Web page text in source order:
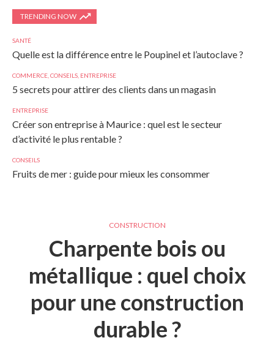
TRENDING NOW
SANTÉ
Quelle est la différence entre le Poupinel et l’autoclave ?
COMMERCE CONSEILS ENTREPRISE
5 secrets pour attirer des clients dans un magasin
ENTREPRISE
Créer son entreprise à Maurice : quel est le secteur
d’activité le plus rentable ?
CONSEILS
Fruits de mer : guide pour mieux les consommer
CONSTRUCTION
Charpente bois ou
métallique : quel choix
pour une construction
durable ?